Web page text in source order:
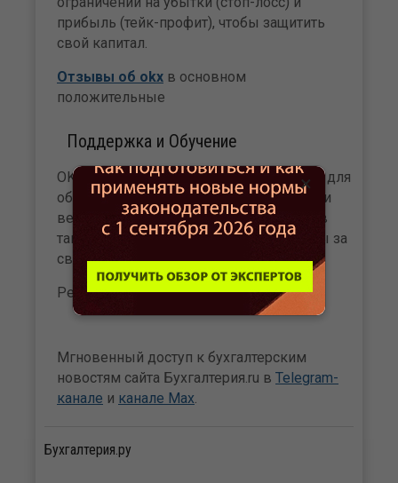
прибыль (тейк-профит), чтобы защитить
свой капитал.
Отзывы об okx в основном
положительные
Поддержка и Обучение
OKX предоставляет обширные ресурсы для
обучения, включая руководства, видео и
вебинары. Служба поддержки клиентов
также получает положительные отзывы за
свою отзывчивость и полезность.
Реклама. ИНН 2311340420
Мгновенный доступ к бухгалтерским
новостям сайта Бухгалтерия.ru в Telegram-
канале и канале Max.
Бухгалтерия.ру
×